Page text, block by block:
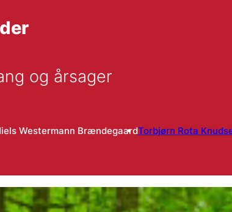
og årsager
Westermann BrændegaardTorbjørn Rota